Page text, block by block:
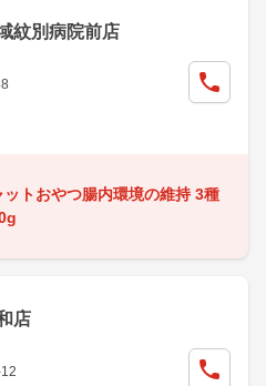
紋別病院前店
トおやつ腸内環境の維持 3種
店